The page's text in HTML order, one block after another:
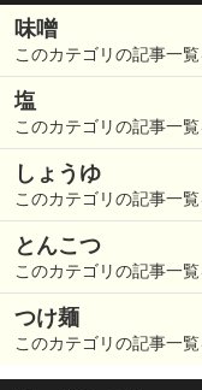
味噌
このカテゴリの記事一
塩
このカテゴリの記事一
しょうゆ
このカテゴリの記事一
とんこつ
このカテゴリの記事一
つけ麺
このカテゴリの記事一